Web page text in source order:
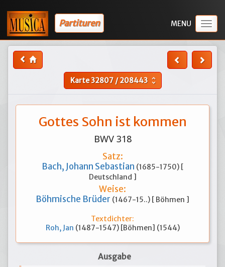
Partituren
Karte32807/208443 unfold_more
Gottes Sohn ist kommen
BWV 318
Satz:
Bach, Johann Sebastian (1685-1750) [
Deutschland ]
Weise:
Böhmische Brüder (1467-15..) [ Böhmen ]
Textdichter:
Roh, Jan (1487-1547) [Böhmen] (1544)
Ausgabe